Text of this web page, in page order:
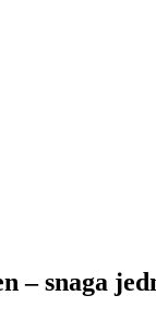
– snaga